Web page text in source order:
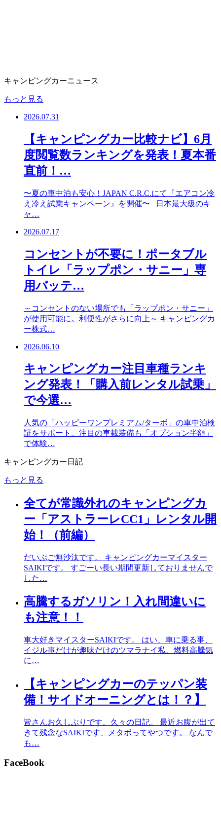
キャンピングカーニュース
もっと見る
2026.07.31
【キャンピングカー比較ナビ】6月
度閲覧数ランキングを発表！夏本番
直前！…
〜夏の車中泊も安心！JAPAN C.R.C.にて『エアコン冷
え冷え試乗キャンペーン』を開催〜 日本最大級のキ
ャ…
2026.07.17
コンセントが不要に！ポータブル
トイレ「ラップポン・サニー」専
用バッテ…
～コンセントのない場所でも「ラップポン・サニー」
が使用可能に。利便性がさらに向上～ キャンピングカ
ー株式…
2026.06.10
キャンピングカー注目車種ランキ
ング発表！「購入前レンタル試乗」
で今選…
人気の「ハッピーワンプレミアム/ターボ」の車中泊検
証をサポート。注目の車載装備も「オプション半額」
で体験…
キャンピングカー日記
もっと見る
全てが常識外れのキャンピングカ
ー「アストラーレCC1」レンタル開
始！（前編）
だいぶご無沙汰です。 キャンピングカーマイスター
SAIKIです。 すごーい長い期間更新しておりませんで
した…
高騰するガソリン！入れ間違いに
も注意！！
車大好きマイスターSAIKIです。 はい、車に乗る事、
イジル事だけが趣味だけのツマラナイ私、燃料高騰気
に…
【キャンピングカーのテッパン装
備！サイドオーニングとは！？】
皆さんお久しぶりです。久々の日記。 最近お腹が出て
きて残念なSAIKIです、メタボってやつです。 なんで
も…
FaceBook